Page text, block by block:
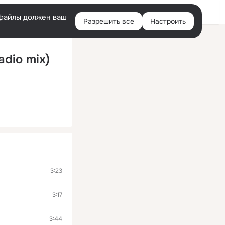
Войти
должен ваш
Разрешить все Настроить
mix)
3:23
3:17
3:44